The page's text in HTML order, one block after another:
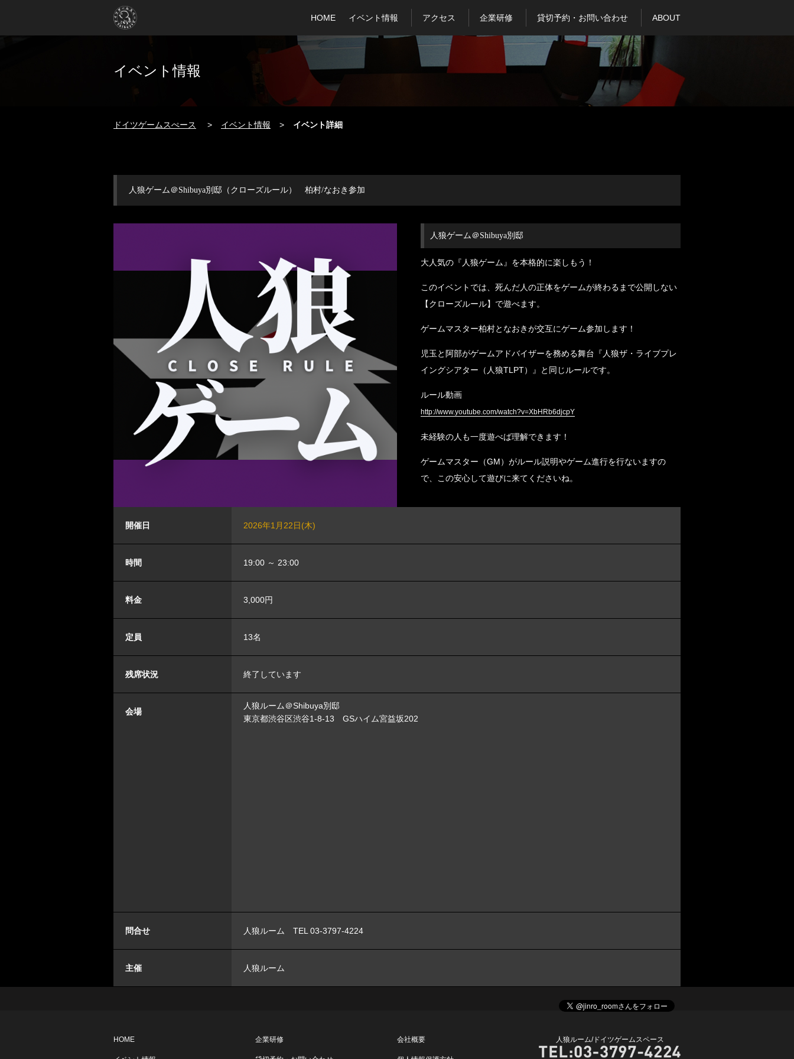
HOME イベント情報 アクセス 企業研修 貸切予約・お問い合わせ ABOUT
イベント情報
ドイツゲームスぺース イベント情報 イベント詳細
人狼ゲーム＠Shibuya別邸（クローズルール） 柏村/なおき参加
人狼ゲーム＠Shibuya別邸
大人気の『人狼ゲーム』を本格的に楽しもう！
このイベントでは、死んだ人の正体をゲームが終わるまで公開しない
【クローズルール】で遊べます。
ゲームマスター柏村となおきが交互にゲーム参加します！
児玉と阿部がゲームアドバイザーを務める舞台『人狼ザ・ライブプレ
イングシアター（人狼TLPT）』と同じルールです。
ルール動画
http://www.youtube.com/watch?v=XbHRb6djcpY
未経験の人も一度遊べば理解できます！
ゲームマスター（GM）がルール説明やゲーム進行を行ないますの
で、この安心して遊びに来てくださいね。
開催日 2026年1月22日(木)
時間 19:00 ～ 23:00
料金 3,000円
定員 13名
残席状況 終了しています
会場
人狼ルーム＠Shibuya別邸
東京都渋谷区渋谷1-8-13 GSハイム宮益坂202
問合せ 人狼ルーム TEL 03-3797-4224
主催 人狼ルーム
HOME 企業研修 会社概要 人狼ルーム/ドイツゲームスペース